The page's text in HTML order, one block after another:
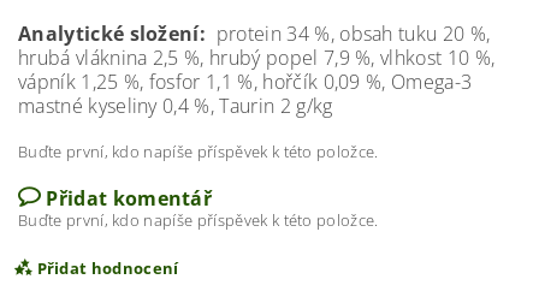
Analytické složení: protein 34 %, obsah tuku 20 %,
hrubá vláknina 2,5 %, hrubý popel 7,9 %, vlhkost 10 %,
vápník 1,25 %, fosfor 1,1 %, hořčík 0,09 %, Omega-3
mastné kyseliny 0,4 %, Taurin 2 g/kg
Buďte první, kdo napíše příspěvek k této položce.
Přidat komentář
Buďte první, kdo napíše příspěvek k této položce.
Přidat hodnocení